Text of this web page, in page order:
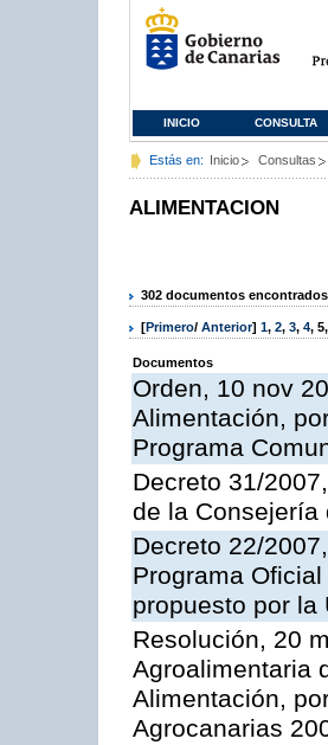
INICIO CONSULTA
Estás en: Inicio Consultas
ALIMENTACION
302 documentos
[Primero/ Anterior] 1, 2, 3, 4, 5,
Documentos
Orden, 10 nov
Alimentación,
Programa
Decreto 31/
de la Consejería
Decreto 22/
Programa
propuesto por la
Resolución, 20
Agroalimentaria
Alimentación,
Agrocanarias